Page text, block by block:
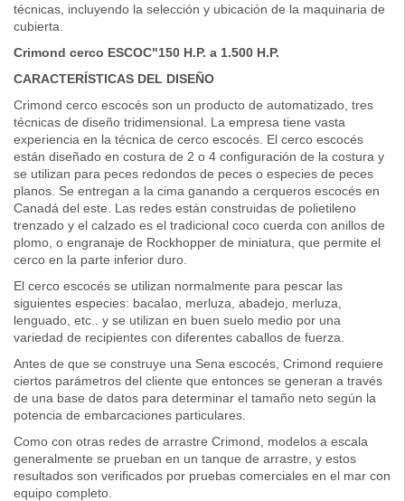
técnicas, incluyendo la selección y ubicación de la maquinaria de
cubierta.
Crimond cerco ESCOC"150 H.P. a 1.500 H.P.
CARACTERÍSTICAS DEL DISEÑO
Crimond cerco escocés son un producto de automatizado, tres
técnicas de diseño tridimensional. La empresa tiene vasta
experiencia en la técnica de cerco escocés. El cerco escocés
están diseñado en costura de 2 o 4 configuración de la costura y
se utilizan para peces redondos de peces o especies de peces
planos. Se entregan a la cima ganando a cerqueros escocés en
Canadá del este. Las redes están construidas de polietileno
trenzado y el calzado es el tradicional coco cuerda con anillos de
plomo, o engranaje de Rockhopper de miniatura, que permite el
cerco en la parte inferior duro.
El cerco escocés se utilizan normalmente para pescar las
siguientes especies: bacalao, merluza, abadejo, merluza,
lenguado, etc.. y se utilizan en buen suelo medio por una
variedad de recipientes con diferentes caballos de fuerza.
Antes de que se construye una Sena escocés, Crimond requiere
ciertos parámetros del cliente que entonces se generan a través
de una base de datos para determinar el tamaño neto según la
potencia de embarcaciones particulares.
Como con otras redes de arrastre Crimond, modelos a escala
generalmente se prueban en un tanque de arrastre, y estos
resultados son verificados por pruebas comerciales en el mar con
equipo completo.